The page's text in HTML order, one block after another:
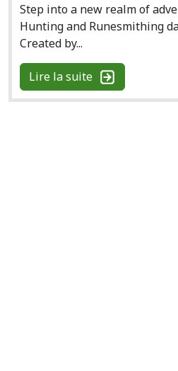
Step into a new realm of
Hunting and Runesmithing
Created by...
Lire la suite